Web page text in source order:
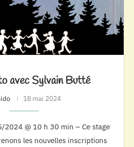
avec Sylvain Butté
18 mai 2024
@ 10 h 30 min – Ce stage
les nouvelles inscriptions